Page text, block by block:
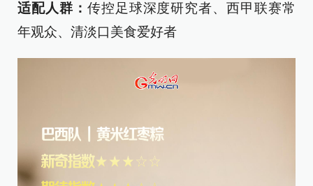
适配人群： 传控足球深度研究者、西甲联赛常
年观众、清淡口美食爱好者